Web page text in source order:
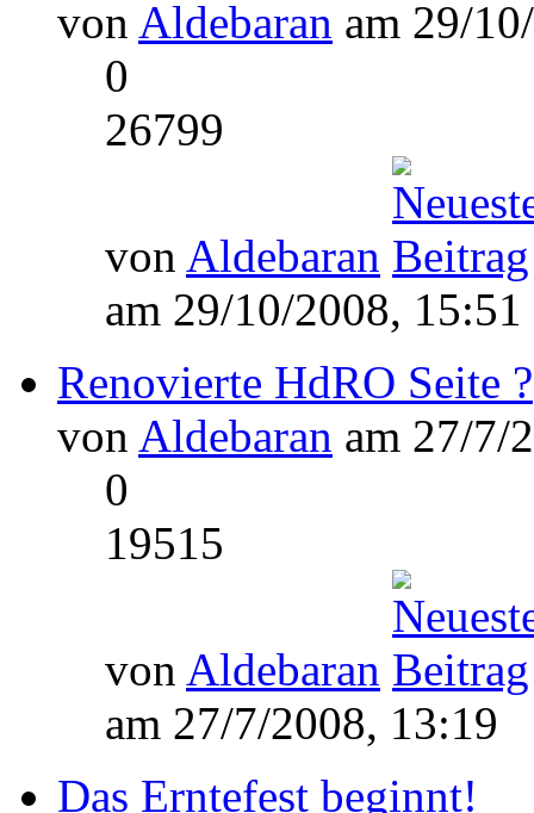
von Aldebaran am 29/
0
26799
von Aldebaran
am 29/10/2008, 15:51
Renovierte HdRO Seite ?
von Aldebaran am 27/7/
0
19515
von Aldebaran
am 27/7/2008, 13:19
Das Erntefest beginnt!